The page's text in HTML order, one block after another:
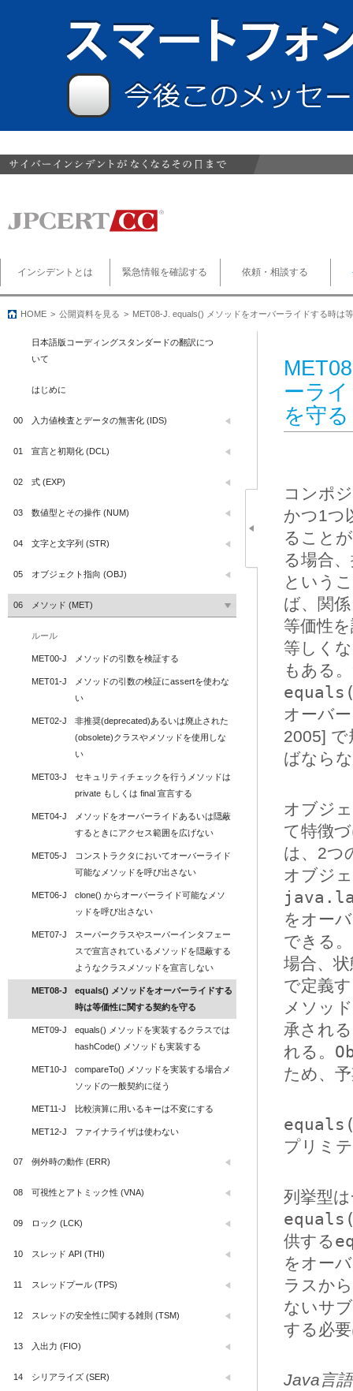
インシデントとは 緊急情報を確認する 依頼・相談する
HOME 公開資料を見る MET08-J. equals() メソッドをオーバーライドする時は
ーラ
を守る
コンポ
かつ1つ
ること
る場合
という
ば、関
等価性
等しく
もある
オーバ
2005]
ばなら
オブジ
て特徴
は、2つ
オブジ
をオー
できる
場合、
で定義
メソッ
承され
れる。
ため、
プリミ
列挙型
供する
をオー
ラスか
ないサ
する必
Java言
日本語版コーディングスタンダードの翻訳につ
いて
はじめに
00 入力値検査とデータの無害化 (IDS)
01 宣言と初期化 (DCL)
02 式 (EXP)
03 数値型とその操作 (NUM)
04 文字と文字列 (STR)
05 オブジェクト指向 (OBJ)
06 メソッド (MET)
ルール
MET00-J メソッドの引数を検証する
MET01-J
メソッドの引数の検証にassertを使わな
い
MET02-J
非推奨(deprecated)あるいは廃止された
(obsolete)クラスやメソッドを使用しな
い
MET03-J
セキュリティチェックを行うメソッドは
private もしくは final 宣言する
MET04-J
メソッドをオーバーライドあるいは隠蔽
するときにアクセス範囲を広げない
MET05-J
コンストラクタにおいてオーバーライド
可能なメソッドを呼び出さない
MET06-J
clone() からオーバーライド可能なメソ
ッドを呼び出さない
MET07-J
スーパークラスやスーパーインタフェー
スで宣言されているメソッドを隠蔽する
ようなクラスメソッドを宣言しない
MET08-J
equals() メソッドをオーバーライドする
時は等価性に関する契約を守る
MET09-J
equals() メソッドを実装するクラスでは
hashCode() メソッドも実装する
MET10-J
compareTo() メソッドを実装する場合メ
ソッドの一般契約に従う
MET11-J 比較演算に用いるキーは不変にする
MET12-J ファイナライザは使わない
07 例外時の動作 (ERR)
08 可視性とアトミック性 (VNA)
09 ロック (LCK)
10 スレッド API (THI)
11 スレッドプール (TPS)
12 スレッドの安全性に関する雑則 (TSM)
13 入出力 (FIO)
14 シリアライズ (SER)